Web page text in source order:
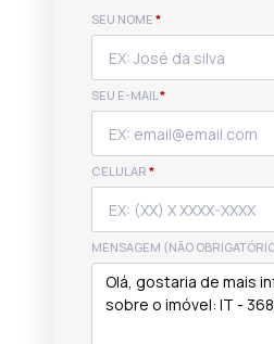
SEU NOME *
SEU E-MAIL*
CELULAR *
MENSAGEM (NÃO